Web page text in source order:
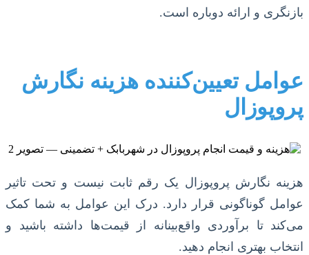
بازنگری و ارائه دوباره است.
عوامل تعیین‌کننده هزینه نگارش
پروپوزال
هزینه نگارش پروپوزال یک رقم ثابت نیست و تحت تاثیر
عوامل گوناگونی قرار دارد. درک این عوامل به شما کمک
می‌کند تا برآوردی واقع‌بینانه از قیمت‌ها داشته باشید و
انتخاب بهتری انجام دهید.